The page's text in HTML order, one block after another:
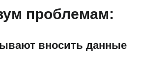
проблемам:
вносить данные